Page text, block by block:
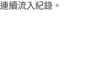
續流入紀錄。